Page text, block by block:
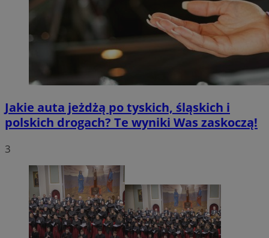
Jakie auta jeżdżą po tyskich, śląskich i
polskich drogach? Te wyniki Was zaskoczą!
3